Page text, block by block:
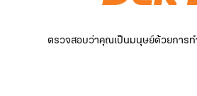
ตรวจสอบว่าคุณเป็นมนุษย์ด้วยการท